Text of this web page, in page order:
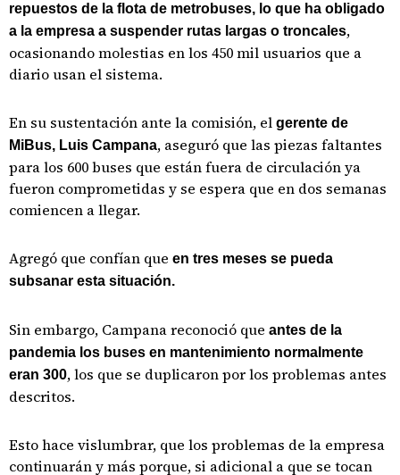
repuestos de la flota de metrobuses, lo que ha obligado
a la empresa a suspender rutas largas o troncales,
ocasionando molestias en los 450 mil usuarios que a
diario usan el sistema.
En su sustentación ante la comisión, el gerente de
MiBus, Luis Campana, aseguró que las piezas faltantes
para los 600 buses que están fuera de circulación ya
fueron comprometidas y se espera que en dos semanas
comiencen a llegar.
Agregó que confían que en tres meses se pueda
subsanar esta situación.
Sin embargo, Campana reconoció que antes de la
pandemia los buses en mantenimiento normalmente
eran 300, los que se duplicaron por los problemas antes
descritos.
Esto hace vislumbrar, que los problemas de la empresa
continuarán y más porque, si adicional a que se tocan